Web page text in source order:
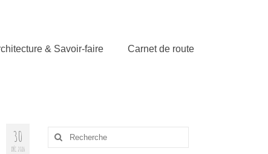
& Savoir-faire Carnet de route
30
DÉC 2016
Rechercher